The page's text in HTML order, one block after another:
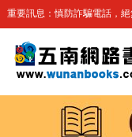
重要訊息：慎防詐騙電話，